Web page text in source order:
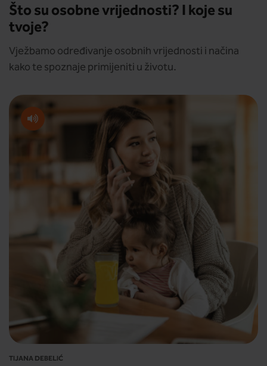
Što su osobne vrijednosti? I koje su
tvoje?
Vježbamo određivanje osobnih vrijednosti i načina
kako te spoznaje primijeniti u životu.
TIJANA DEBELIĆ